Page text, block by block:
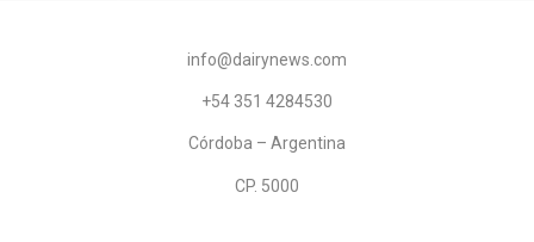
info@dairynews.com
+54 351 4284530
Córdoba – Argentina
CP. 5000